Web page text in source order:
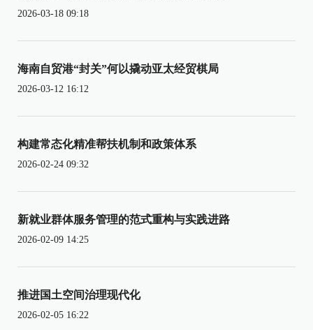
2026-03-18 09:18
海南自贸港“封关”何以撬动亚太经贸棋局
2026-03-12 16:12
构建常态化精准帮扶机制和政策体系
2026-02-24 09:32
新就业群体服务管理的范式重构与实践进路
2026-02-09 14:25
推进国土空间治理现代化
2026-02-05 16:22